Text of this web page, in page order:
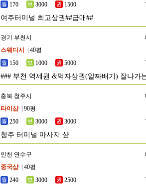
170
3000 1500
여주터미널 최고상권##급매##
경기 부천시
스웨디시
| 40평
150
1000 5000
### 부천 역세권 &먹자상권(알짜배기) 잘나가
###
충북 청주시
타이샵
| 90평
250
3000 3000
청주 터미널 마사지 샾
인천 연수구
중국샵
| 40평
240
3000 2500